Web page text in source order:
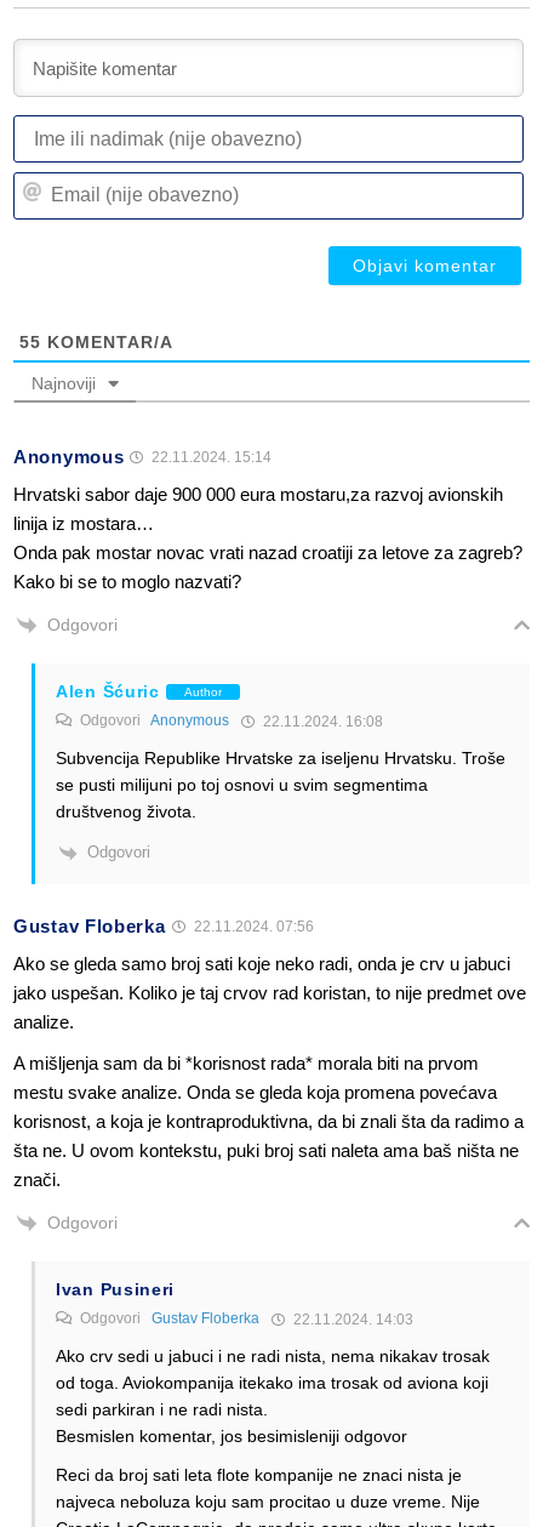
55 KOMENTAR/A
Najnoviji
Anonymous 22.11.2024. 15:14
Hrvatski sabor daje 900 000 eura mostaru,za razvoj avionskih
linija iz mostara…
Onda pak mostar novac vrati nazad croatiji za letove za zagreb?
Kako bi se to moglo nazvati?
Odgovori
Alen Šćuric Author
Odgovori Anonymous 22.11.2024. 16:08
Subvencija Republike Hrvatske za iseljenu Hrvatsku. Troše
se pusti milijuni po toj osnovi u svim segmentima
društvenog života.
Odgovori
Gustav Floberka 22.11.2024. 07:56
Ako se gleda samo broj sati koje neko radi, onda je crv u jabuci
jako uspešan. Koliko je taj crvov rad koristan, to nije predmet ove
analize.
A mišljenja sam da bi *korisnost rada* morala biti na prvom
mestu svake analize. Onda se gleda koja promena povećava
korisnost, a koja je kontraproduktivna, da bi znali šta da radimo a
šta ne. U ovom kontekstu, puki broj sati naleta ama baš ništa ne
znači.
Odgovori
Ivan Pusineri
Odgovori Gustav Floberka 22.11.2024. 14:03
Ako crv sedi u jabuci i ne radi nista, nema nikakav trosak
od toga. Aviokompanija itekako ima trosak od aviona koji
sedi parkiran i ne radi nista.
Besmislen komentar, jos besimisleniji odgovor
Reci da broj sati leta flote kompanije ne znaci nista je
najveca neboluza koju sam procitao u duze vreme. Nije